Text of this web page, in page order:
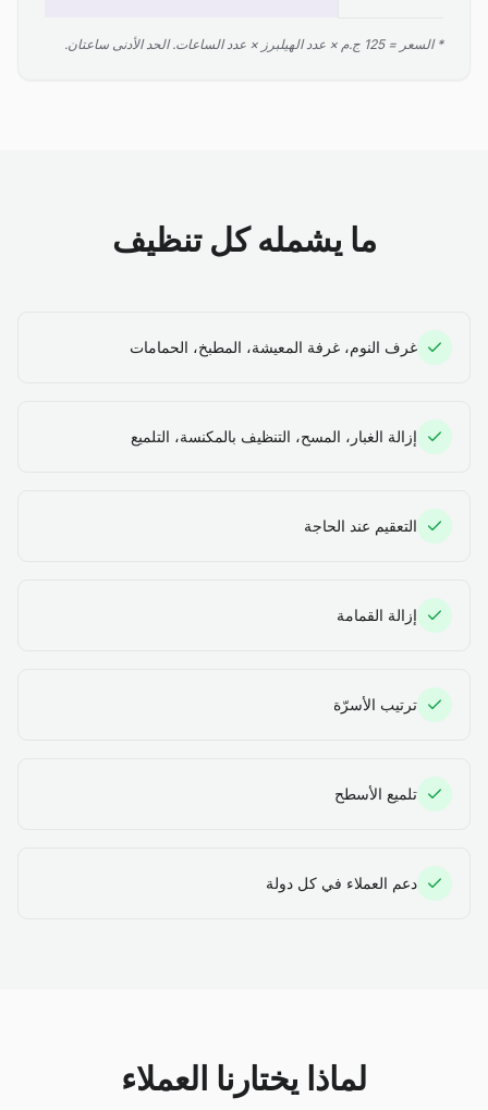
* السعر = 125 ج.م × عدد الهيلبرز × عدد الساعات. الحد الأدنى ساعتان.
ما يشمله كل تنظيف
غرف النوم، غرفة المعيشة، المطبخ، الحمامات
إزالة الغبار، المسح، التنظيف بالمكنسة، التلميع
التعقيم عند الحاجة
إزالة القمامة
ترتيب الأسرّة
تلميع الأسطح
دعم العملاء في كل دولة
لماذا يختارنا العملاء